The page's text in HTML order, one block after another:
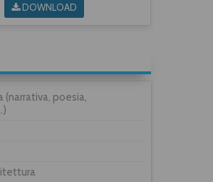
DOWNLOAD
(narrativa, poesia,